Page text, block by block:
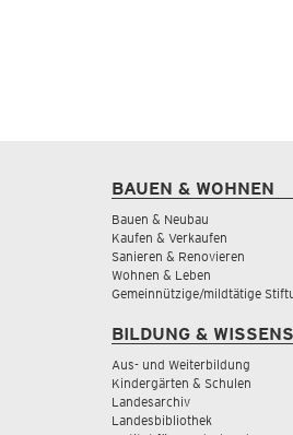
BAUEN & WOHNEN
Bauen & Neubau
Kaufen & Verkaufen
Sanieren & Renovieren
Wohnen & Leben
Gemeinnützige/mildtätige
BILDUNG &
Aus- und Weiterbildung
Kindergärten & Schulen
Landesarchiv
Landesbibliothek